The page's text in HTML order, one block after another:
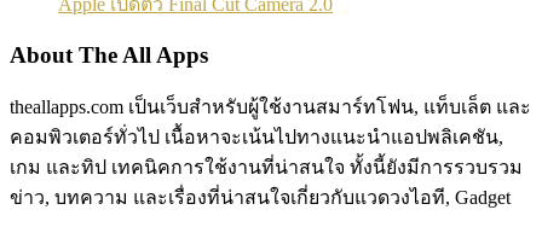
Apple เปิดตัว Final Cut Camera 2.0
About The All Apps
theallapps.com เป็นเว็บสำหรับผู้ใช้งานสมาร์ทโฟน, แท็บเล็ต และ
คอมพิวเตอร์ทั่วไป เนื้อหาจะเน้นไปทางแนะนำแอปพลิเคชัน,
เกม และทิป เทคนิคการใช้งานที่น่าสนใจ ทั้งนี้ยังมีการรวบรวม
ข่าว, บทความ และเรื่องที่น่าสนใจเกี่ยวกับแวดวงไอที, Gadget